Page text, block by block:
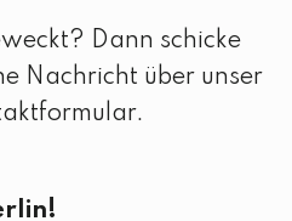
Dann schicke
Nachricht über unser